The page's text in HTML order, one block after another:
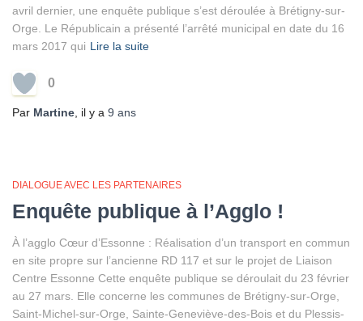
avril dernier, une enquête publique s’est déroulée à Brétigny-sur-
Orge. Le Républicain a présenté l’arrêté municipal en date du 16
mars 2017 qui Lire la suite
0
Par Martine , il y a 9 ans
DIALOGUE AVEC LES PARTENAIRES
Enquête publique à l’Agglo !
À l’agglo Cœur d’Essonne : Réalisation d’un transport en commun
en site propre sur l’ancienne RD 117 et sur le projet de Liaison
Centre Essonne Cette enquête publique se déroulait du 23 février
au 27 mars. Elle concerne les communes de Brétigny-sur-Orge,
Saint-Michel-sur-Orge, Sainte-Geneviève-des-Bois et du Plessis-